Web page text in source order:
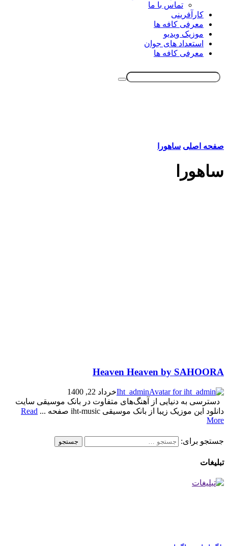
تماس با ما
کارآفرینی
معرفی کافه ها
موزیک ویدیو
استعداد های جوان
معرفی کافه ها
صفحه اصلی ساهورا
ساهورا
Heaven Heaven by SAHOORA
Iht_adminخرداد 22, 1400
دسترسی به دنیایی از آهنگ‌های متفاوت در بانک موسیقی سایت
دانلود این موزیک زیبا از بانک موسیقی iht-music صفحه ...
Read
More
جستجو برای:
تبلیغات